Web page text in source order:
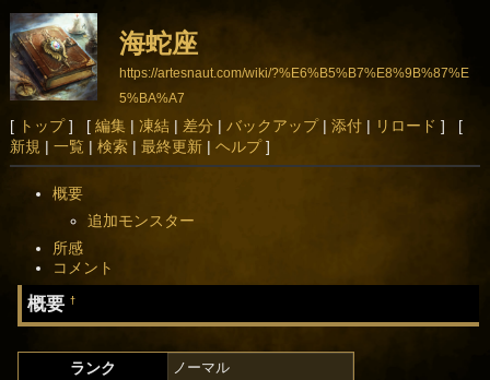
海蛇座
https://artesnaut.com/wiki/?%E6%B5%B7%E8%9B%87%E
5%BA%A7
[ トップ] [ 編集| 凍結| 差分 | バックアップ| 添付| リロード ] [
新規 | 一覧 | 検索| 最終更新| ヘルプ]
概要
追加モンスター
所感
コメント
概要†
ランク ノーマル